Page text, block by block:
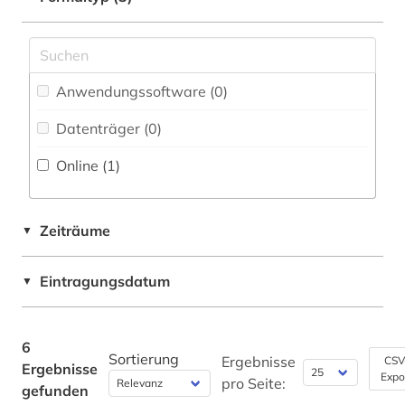
Psychologie (0)
Romanistik (0)
Slavistik (0)
Museumswesen (0)
Anwendungssoftware (0)
Datenträger (0)
Online (1)
▼ Zeiträume
▼ Eintragungsdatum
6
Ergebnisse
gefunden
Sortierung
Ergebnisse
pro Seite: